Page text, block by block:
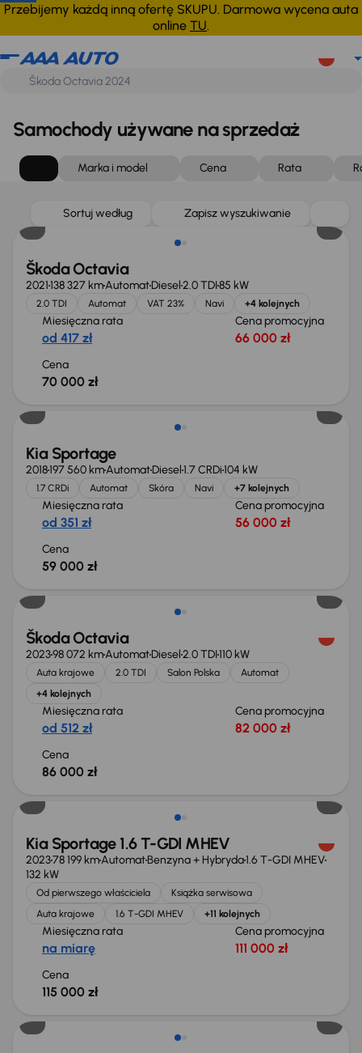
Przebijemy każdą inną ofertę SKUPU. Darmowa wycena auta
online TU.
Samochody używane na sprzedaż
Marka i model Cena Rata
Sortuj według Zapisz wyszukiwanie
Możliwość odliczenia VAT
Škoda Octavia
2021138 327 kmAutomatDiesel2.0 TDI85 kW
2.0 TDI Automat VAT 23% Navi +4 kolejnych
Miesięczna rata
od 417 zł
Cena promocyjna
66 000 zł
Cena
70 000 zł
Kia Sportage
2018197 560 kmAutomatDiesel1.7 CRDi104 kW
1.7 CRDi Automat Skóra Navi +7 kolejnych
Miesięczna rata
od 351 zł
Cena promocyjna
56 000 zł
Cena
59 000 zł
Škoda Octavia
202398 072 kmAutomatDiesel2.0 TDI110 kW
Auta krajowe 2.0 TDI Salon Polska
Automat
+4 kolejnych
Miesięczna rata
od 512 zł
Cena promocyjna
82 000 zł
Cena
86 000 zł
Możliwość odliczenia VAT
Kia Sportage 1.6 T-GDI MHEV
202378 199 kmAutomatBenzyna + Hybryda1.6 T-GDI MHEV
132 kW
Od pierwszego właściciela
Książka serwisowa
Auta krajowe
1.6 T-GDI MHEV +11 kolejnych
Miesięczna rata
na miarę
Cena promocyjna
111 000 zł
Cena
115 000 zł